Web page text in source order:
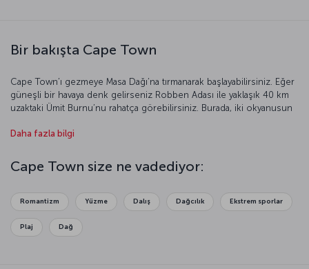
Bir bakışta Cape Town
Cape Town’ı gezmeye Masa Dağı’na tırmanarak başlayabilirsiniz. Eğer
güneşli bir havaya denk gelirseniz Robben Adası ile yaklaşık 40 km
uzaktaki Ümit Burnu’nu rahatça görebilirsiniz. Burada, iki okyanusun
dağların manzarası unutulmaz anılara dönüşüyor. Nelson Mandela ve
Adası’nda ırkçılığın son bulması yolunda çekilenlere tanık
olabilirsiniz. Güney Afrika Ulusal Galerisi başta olmak üzere kentin
sessizliğin, huzurun keyfini çıkarabilirsiniz.
Daha fazla bilgi
Cape Town size ne vadediyor:
Romantizm Yüzme Dalış Dağcılık Ekstrem sporlar
Plaj Dağ